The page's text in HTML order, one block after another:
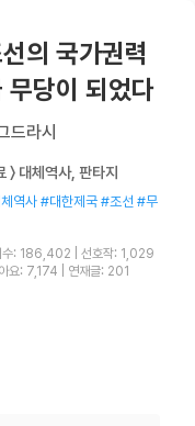
의 국가권력
무당이 되었다
드라시
〉 대체역사, 판타지
역사 #대한제국 #조선 #무
수: 186,402
선호작: 1,029
요: 7,174 연재글: 201